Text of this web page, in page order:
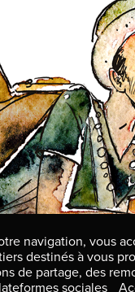
SIM
navigation, vous
destinés à vous
de partage, des
sociales